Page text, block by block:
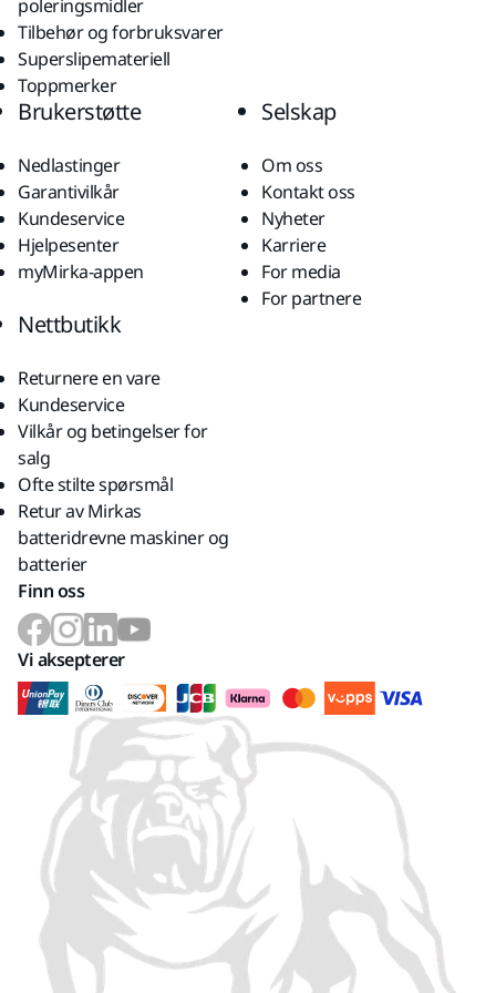
poleringsmidler
Tilbehør og forbruksvarer
Superslipemateriell
Toppmerker
Brukerstøtte
Nedlastinger
Garantivilkår
Kundeservice
Hjelpesenter
myMirka-appen
Selskap
Om oss
Kontakt oss
Nyheter
Karriere
For media
For partnere
Nettbutikk
Returnere en vare
Kundeservice
Vilkår og betingelser for
salg
Ofte stilte spørsmål
Retur av Mirkas
batteridrevne maskiner og
batterier
Finn oss
Vi aksepterer